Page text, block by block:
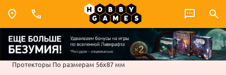
Протекторы По размерам 56x87 мм